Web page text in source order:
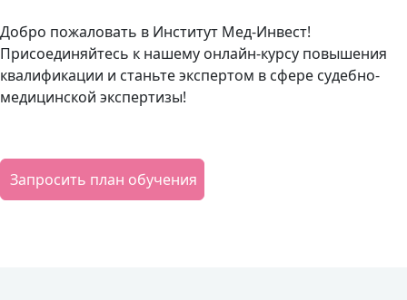
Добро пожаловать в Институт Мед-Инвест!
Присоединяйтесь к нашему онлайн-курсу повышения
квалификации и станьте экспертом в сфере судебно-
медицинской экспертизы!
Запросить план обучения